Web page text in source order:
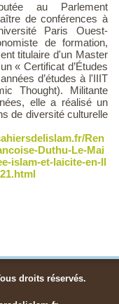
au Parlement
de conférences à
Paris Ouest-
de formation,
titulaire d'un Master
« Certificat d’Études
d’études à l'IIIT
Thought). Militante
elle a réalisé un
de diversité culturelle
Ren
Duthu-Le-Mai
islam-et-laicite-en-Il
droits réservés.